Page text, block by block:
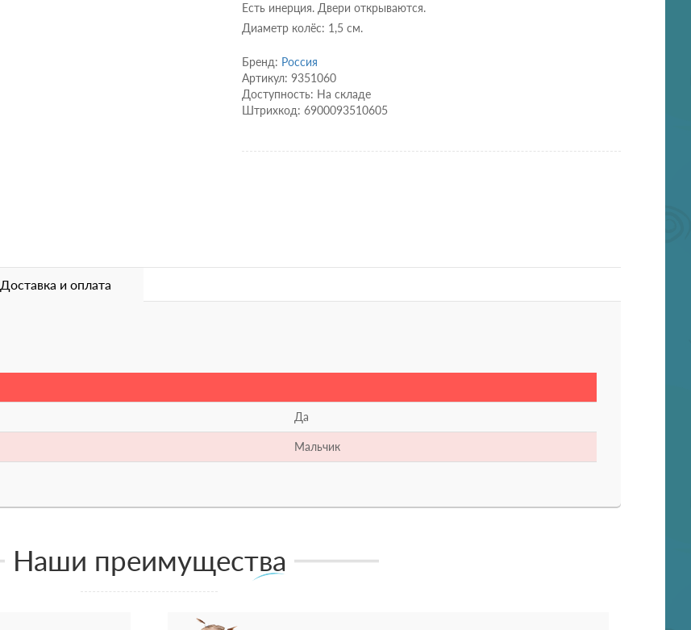
Есть инерция. Двери открываются.
Диаметр колёс: 1,5 см.
Бренд: Россия
Артикул: 9351060
Доступность: На складе
Штрихкод: 6900093510605
Доставка и оплата
Да
Мальчик
Наши преимущества